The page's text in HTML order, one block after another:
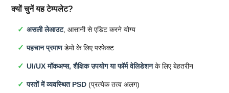
क्यों चुनें यह टेम्पलेट?
असली लेआउट, आसानी से एडिट करने योग्य
पहचान प्रमाणडेमो के लिए परफेक्ट
UI/UX मॉकअप्स, शैक्षिक उपयोग या फॉर्म वेलिडेशनके लिए बेहतरीन
परतों में व्यवस्थित PSD (प्रत्येक तत्व अलग)